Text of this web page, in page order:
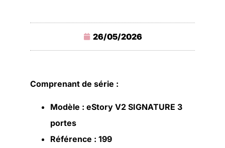
26/05/2026
Comprenant de série :
Modèle : eStory V2 SIGNATURE 3
portes
Référence : 199